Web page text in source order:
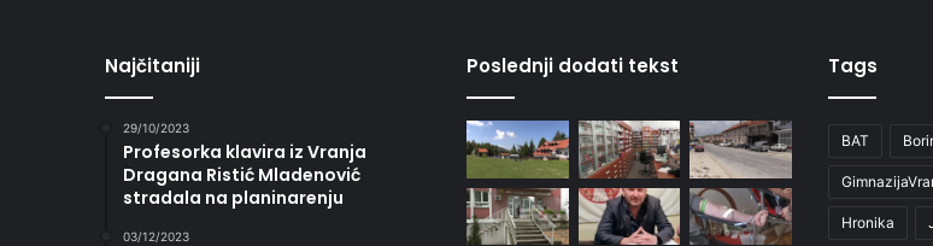
Najčitaniji
29/10/2023
Profesorka klavira iz Vranja
Dragana Ristić Mladenović
stradala na planinarenju
03/12/2023
Poslednji dodati tekst Tags
BAT
Hronika